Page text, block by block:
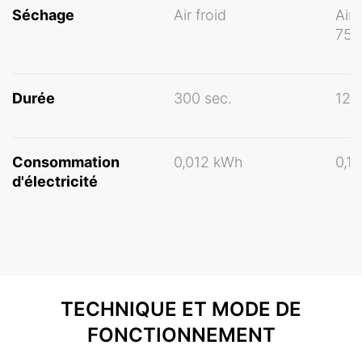
Séchage Air froid
Air
75/
Durée 300 sec.
Consommation
d'électricité
0,012 kWh
TECHNIQUE ET MODE DE
FONCTIONNEMENT